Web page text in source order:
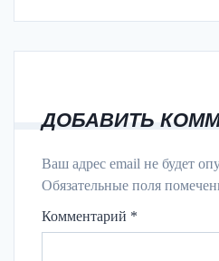
ДОБАВИТЬ
Ваш адрес email не будет
Обязательные поля
Комментарий *